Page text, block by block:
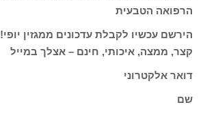
הרפואה הטבעית
הירשם עכשיו לקבלת עדכונים ממגזין יופי!
קצר, ממצה, איכותי, חינם – אצלך במייל
דואר אלקטרוני
שם